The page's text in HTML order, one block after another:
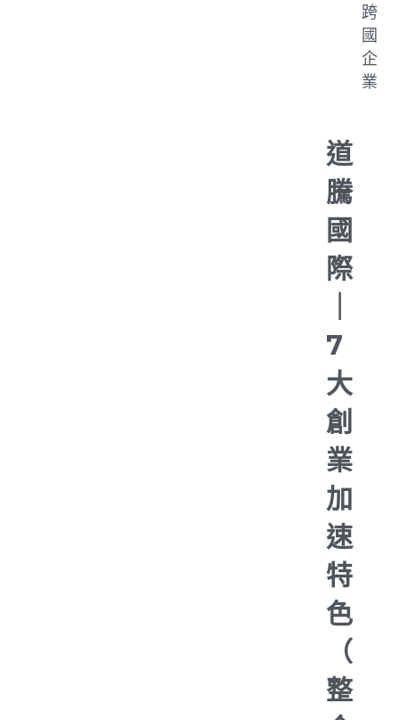
跨
國
企
業
道
騰
國
際
7
大
創
業
加
速
特
色
（
整